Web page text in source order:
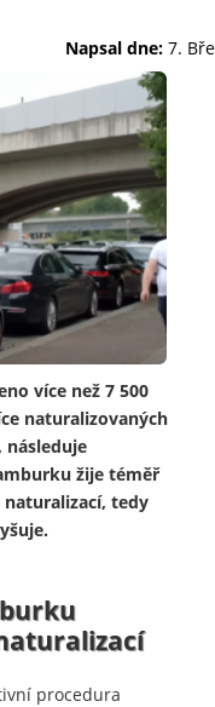
Napsal dne: 7.
více než 7 500
naturalizovaných
následuje
žije téměř
naturalizací, tedy
procedura